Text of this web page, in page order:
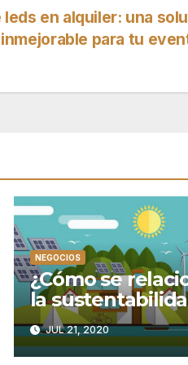
leds en alquiler: una
inmejorable para tu
NEGOCIOS
¿Cómo se
la
con la energía
limpia y
JUL 21, 2020